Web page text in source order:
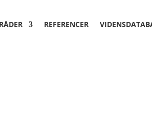
REFERENCER